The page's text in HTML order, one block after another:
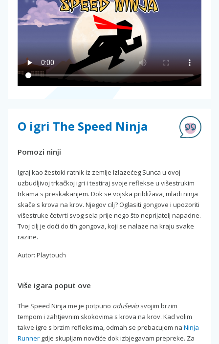
O igri The Speed Ninja
Pomozi ninji
Igraj kao žestoki ratnik iz zemlje Izlazećeg Sunca u ovoj
uzbudljivoj trkačkoj igri i testiraj svoje reflekse u višestrukim
trkama s preskakanjem. Dok se vojska približava, mladi ninja
skače s krova na krov. Njegov cilj? Oglasiti gongove i upozoriti
višestruke četvrti svog sela prije nego što neprijatelj napadne.
Tvoj cilj je doći do tih gongova, koji se nalaze na kraju svake
razine.
Autor: Playtouch
Više igara poput ove
The Speed Ninja me je potpuno oduševio svojim brzim
tempom i zahtjevnim skokovima s krova na krov. Kad volim
takve igre s brzim refleksima, odmah se prebacujem na Ninja
Runner gdje skupljam novčiće dok izbjegavam prepreke. Za